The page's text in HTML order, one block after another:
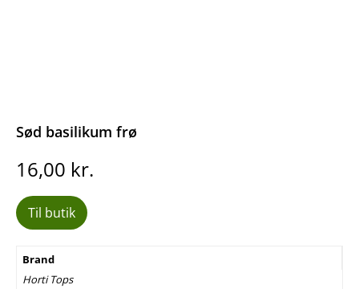
Sød basilikum frø
16,00 kr.
Til butik
Brand
Horti Tops